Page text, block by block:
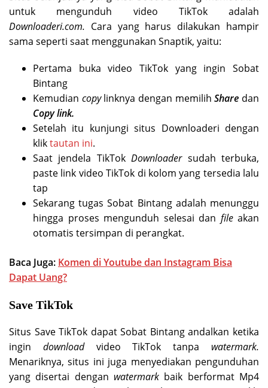
untuk mengunduh video TikTok adalah
Downloaderi.com. Cara yang harus dilakukan hampir
sama seperti saat menggunakan Snaptik, yaitu:
Pertama buka video TikTok yang ingin Sobat
Bintang
Kemudian copylinknya dengan memilihShare dan
Copy link.
Setelah itu kunjungi situs Downloaderi dengan
kliktautan ini.
Saat jendela TikTokDownloadersudah terbuka,
paste link video TikTok di kolom yang tersedia lalu
tap
Sekarang tugas Sobat Bintang adalah menunggu
hingga proses mengunduh selesai dan fileakan
otomatis tersimpan di perangkat.
Baca Juga: Komen di Youtube dan Instagram Bisa
Dapat Uang?
Save TikTok
Situs Save TikTok dapat Sobat Bintang andalkan ketika
ingin downloadvideo TikTok tanpa watermark.
Menariknya, situs ini juga menyediakan pengunduhan
yang disertai dengan watermark baik berformat Mp4